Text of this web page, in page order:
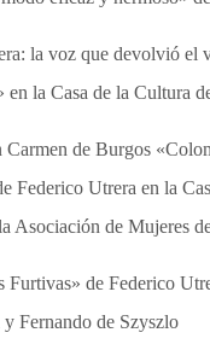
la voz que devolvió el
en la Casa de la Cultura
Carmen de Burgos
Federico Utrera en la
Asociación de Mujeres
Furtivas» de Federico
Fernando de Szyszlo